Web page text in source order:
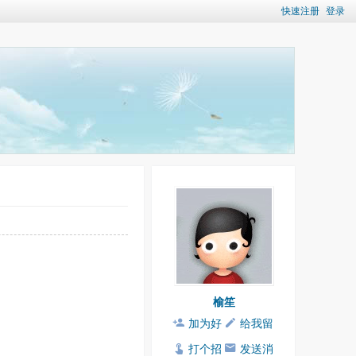
快速注册 登录
榆笙
加为好
友
给我留
言
打个招 发送消